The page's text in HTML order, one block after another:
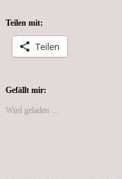
Teilen mit:
Teilen
Gefällt mir:
Wird geladen …